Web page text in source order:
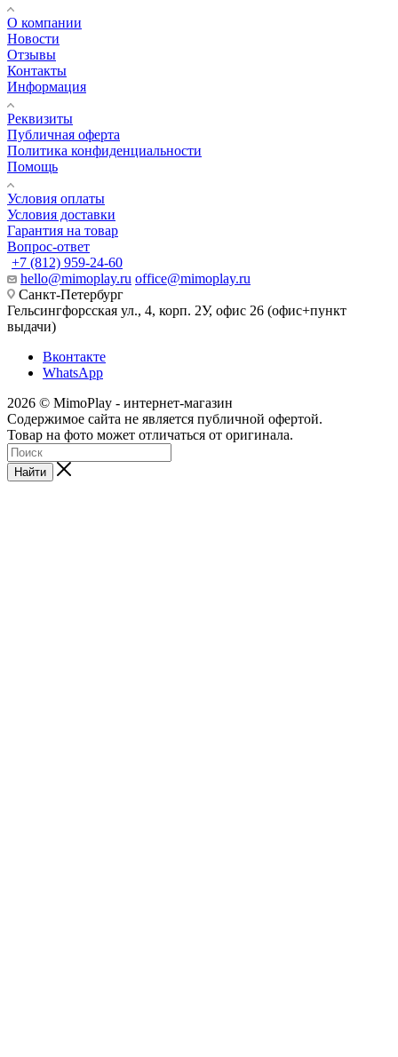
О компании
Новости
Отзывы
Контакты
Информация
Реквизиты
Публичная оферта
Политика конфиденциальности
Помощь
Условия оплаты
Условия доставки
Гарантия на товар
Вопрос-ответ
+7 (812) 959-24-60
hello@mimoplay.ru office@mimoplay.ru
Санкт-Петербург
Гельсингфорсская ул., 4, корп. 2У, офис 26 (офис+пункт
выдачи)
Вконтакте
WhatsApp
2026 © MimoPlay - интернет-магазин
Содержимое сайта не является публичной офертой.
Товар на фото может отличаться от оригинала.
Найти